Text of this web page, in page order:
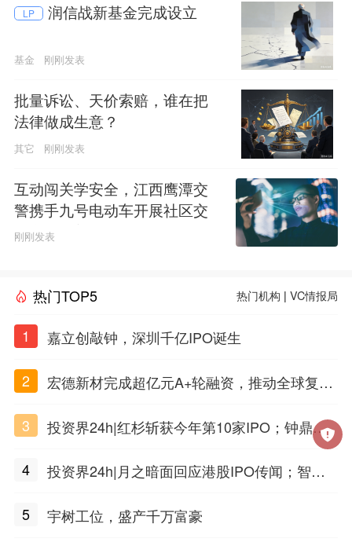
LP 润信战新基金完成设立
基金 刚刚发表
批量诉讼、天价索赔，谁在把
法律做成生意？
其它 刚刚发表
互动闯关学安全，江西鹰潭交
警携手九号电动车开展社区交
通安全科普活动
刚刚发表
热门TOP5 热门机构 |VC情报局
1 嘉立创敲钟，深圳千亿IPO诞生
2
宏德新材完成超亿元A+轮融资，推动全球复合
3
投资界24h|红杉斩获今年第10家IPO；钟鼎投
出一个千亿IPO；SpaceX腰斩，马斯克财富缩
水
4
投资界24h|月之暗面回应港股IPO传闻；智元
5
宇树工位，盛产千万富豪